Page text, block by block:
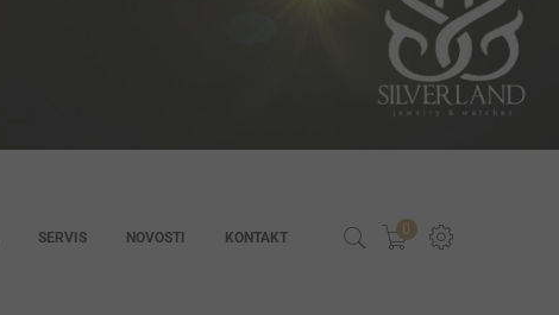
SERVIS NOVOSTI KONTAKT 0